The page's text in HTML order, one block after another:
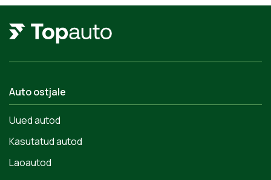
Auto ostjale
Uued autod
Kasutatud autod
Laoautod